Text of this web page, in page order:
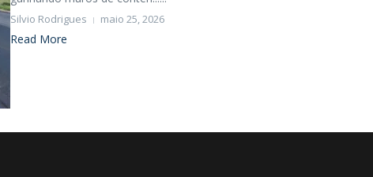
Silvio Rodrigues maio 25, 2026
Read More